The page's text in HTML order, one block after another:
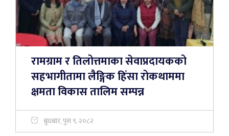
रामग्राम र तिलोत्तमाका सेवाप्रदायकको
सहभागीतामा लैङ्गिक हिंसा रोकथाममा
क्षमता विकास तालिम सम्पन्न
बुधबार, पुस ९, २०८२